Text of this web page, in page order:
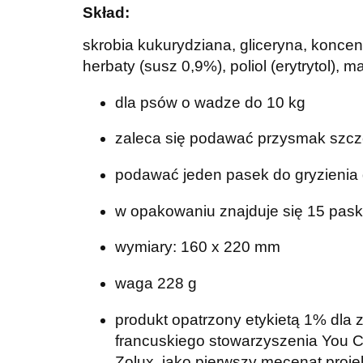
Skład:
skrobia kukurydziana, gliceryna,
herbaty (susz 0,9%), poliol (erytrytol),
dla psów o wadze do 10 kg
zaleca się podawać przysmak
podawać jeden pasek do gryzienia
w opakowaniu znajduje się 15
wymiary: 160 x 220 mm
waga 228 g
produkt opatrzony etykietą 1% dla
francuskiego stowarzyszenia You